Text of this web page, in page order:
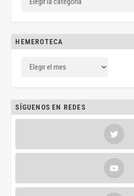
HEMEROTECA
SÍGUENOS EN REDES